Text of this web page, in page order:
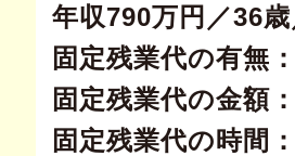
年収790万円／36
固定残業代の有無
固定残業代の金額
固定残業代の時間